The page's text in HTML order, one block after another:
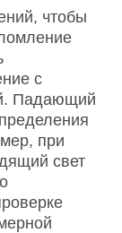
чтобы
с
Падающий
при
свет